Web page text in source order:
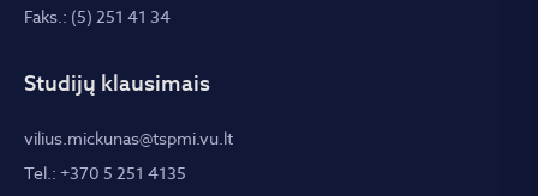
Faks.: (5) 251 41 34
Studijų klausimais
vilius.mickunas@tspmi.vu.lt
Tel.: +370 5 251 4135